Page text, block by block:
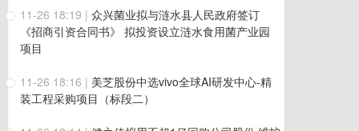
11-26 18:19 | 众兴菌业拟与涟水县人民政府签订
《招商引资合同书》 拟投资设立涟水食用菌产业园
项目
11-26 18:16 | 美芝股份中选vivo全球AI研发中心-精
装工程采购项目（标段二）